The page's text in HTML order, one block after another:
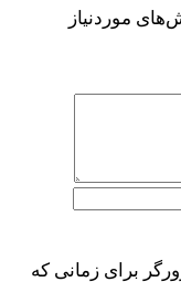
موردنیاز
برای زمانی که